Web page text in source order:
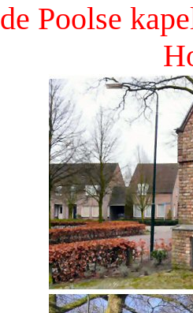
de Poolse